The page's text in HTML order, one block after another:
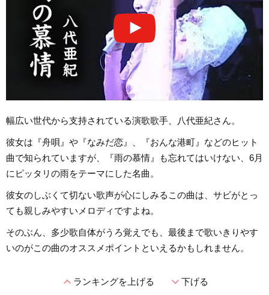
幅広い世代から支持されている演歌歌手、八代亜紀さん。
彼女は『舟唄』や『なみだ恋』、『おんな港町』などのヒット
曲で知られていますが、『雨の慕情』も忘れてはいけない、6月
にピッタリの雨をテーマにした名曲。
彼女のしぶくて切ない歌声が心にしみるこの曲は、サビがとっ
ても親しみやすいメロディですよね。
そのぶん、多少歌自体がうろ覚えでも、最後まで歌いきりやす
いのがこの曲のオススメポイントといえるかもしれません。
expand_lessランキングを上げる expand_more下げる